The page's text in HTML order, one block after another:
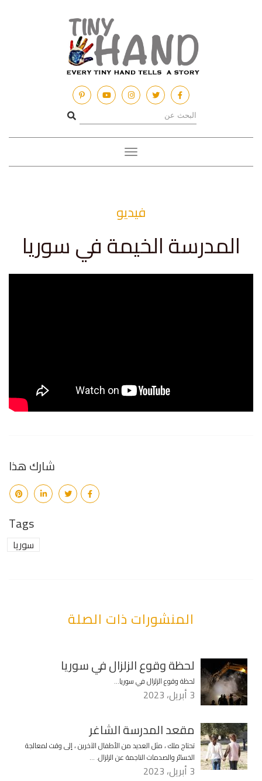
Toggle
navigation
فيديو
المدرسة الخيمة في سوريا
شارك هذا
Tags
سوريا
المنشورات ذات الصلة
لحظة وقوع الزلزال في سوريا
لحظة وقوع الزلزال في سوريا…
3 أبريل، 2023
مقعد المدرسة الشاغر
تحتاج ملك ، مثل العديد من الأطفال الآخرين ، إلى وقت لمعالجة
الخسائر والصدمات الناجمة عن الزلزال. …
3 أبريل، 2023